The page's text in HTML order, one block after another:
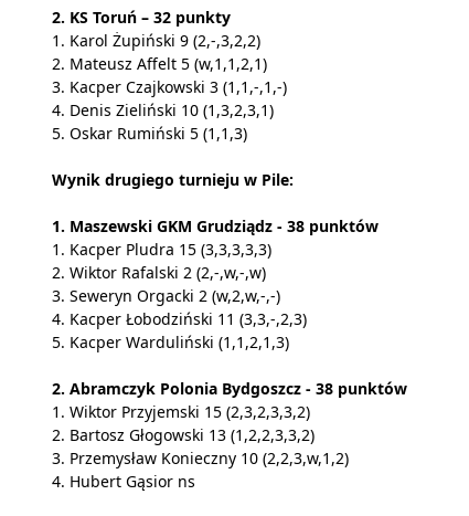
2. KS Toruń – 32 punkty
1. Karol Żupiński 9 (2,-,3,2,2)
2. Mateusz Affelt 5 (w,1,1,2,1)
3. Kacper Czajkowski 3 (1,1,-,1,-)
4. Denis Zieliński 10 (1,3,2,3,1)
5. Oskar Rumiński 5 (1,1,3)
Wynik drugiego turnieju w Pile:
1. Maszewski GKM Grudziądz - 38 punktów
1. Kacper Pludra 15 (3,3,3,3,3)
2. Wiktor Rafalski 2 (2,-,w,-,w)
3. Seweryn Orgacki 2 (w,2,w,-,-)
4. Kacper Łobodziński 11 (3,3,-,2,3)
5. Kacper Warduliński (1,1,2,1,3)
2. Abramczyk Polonia Bydgoszcz - 38 punktów
1. Wiktor Przyjemski 15 (2,3,2,3,3,2)
2. Bartosz Głogowski 13 (1,2,2,3,3,2)
3. Przemysław Konieczny 10 (2,2,3,w,1,2)
4. Hubert Gąsior ns